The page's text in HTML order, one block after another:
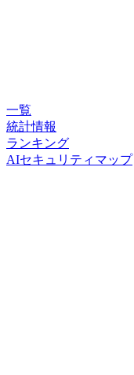
一覧
統計情報
ランキング
AIセキュリティマップ